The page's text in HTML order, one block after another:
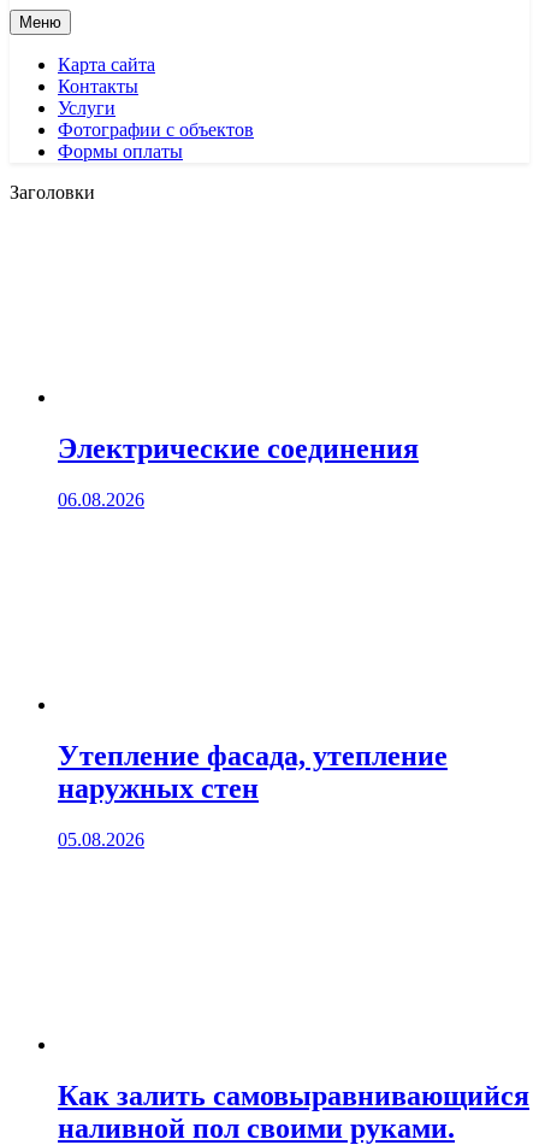
Меню
Карта сайта
Контакты
Услуги
Фотографии с объектов
Формы оплаты
Заголовки
Электрические соединения
06.08.2026
Утепление фасада, утепление
наружных стен
05.08.2026
Как залить самовыравнивающийся
наливной пол своими руками.